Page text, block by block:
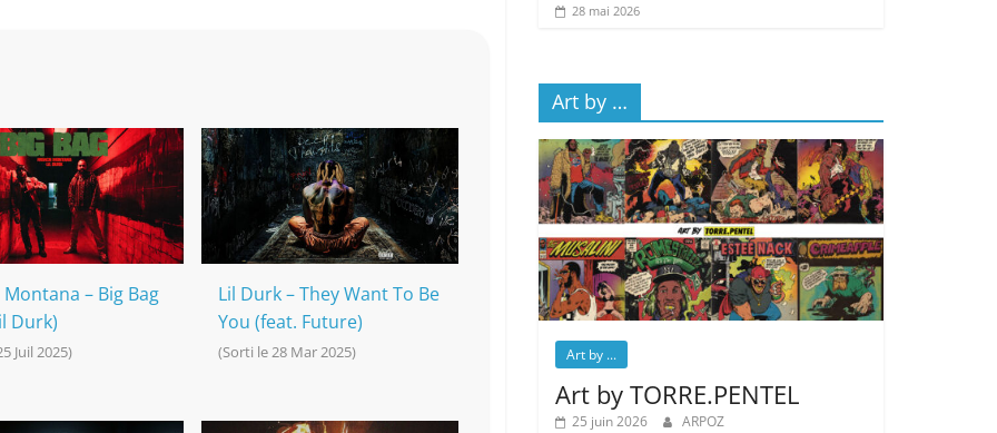
– Big Bag
Durk)
Juil 2025)
Lil Durk – They Want To Be
You (feat. Future)
(Sorti le 28 Mar 2025)
28 mai 2026
Art by …
Art by ...
Art by TORRE.PENTEL
25 juin 2026 ARPOZ